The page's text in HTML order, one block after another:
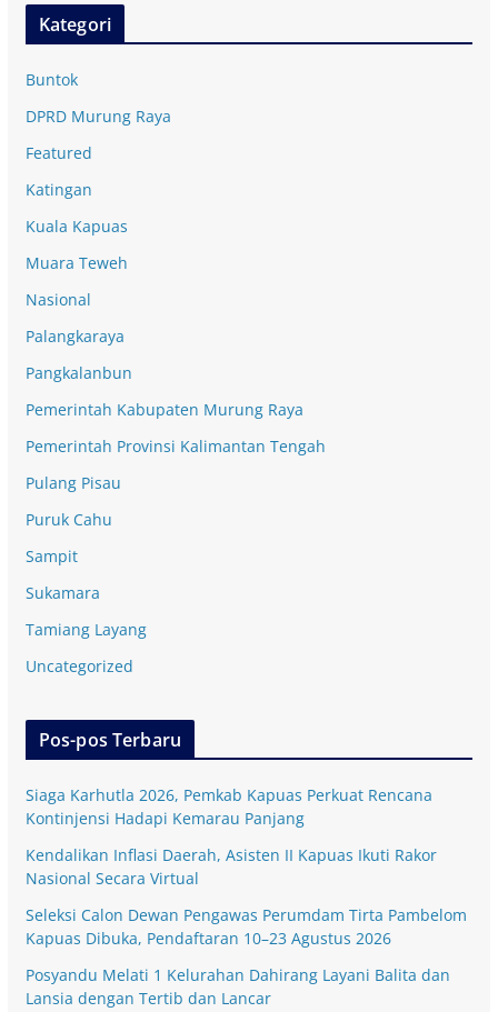
Kategori
Buntok
DPRD Murung Raya
Featured
Katingan
Kuala Kapuas
Muara Teweh
Nasional
Palangkaraya
Pangkalanbun
Pemerintah Kabupaten Murung Raya
Pemerintah Provinsi Kalimantan Tengah
Pulang Pisau
Puruk Cahu
Sampit
Sukamara
Tamiang Layang
Uncategorized
Pos-pos Terbaru
Siaga Karhutla 2026, Pemkab Kapuas Perkuat Rencana
Kontinjensi Hadapi Kemarau Panjang
Kendalikan Inflasi Daerah, Asisten II Kapuas Ikuti Rakor
Nasional Secara Virtual
Seleksi Calon Dewan Pengawas Perumdam Tirta Pambelom
Kapuas Dibuka, Pendaftaran 10–23 Agustus 2026
Posyandu Melati 1 Kelurahan Dahirang Layani Balita dan
Lansia dengan Tertib dan Lancar